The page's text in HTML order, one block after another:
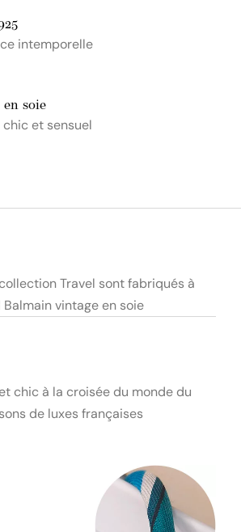
intemporelle
soie
chic et sensuel
Travel sont fabriqués à
vintage en soie
chic à la croisée du monde du
de luxes françaises